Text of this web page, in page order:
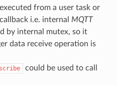
from a user task or
i.e. internal MQTT
by internal mutex, so it
data receive operation is
could be used to call